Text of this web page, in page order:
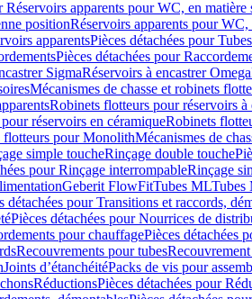
Réservoirs apparents pour WC, en matière
positionRéservoirs apparents pour
apparentsPièces détachées pour
Pièces détachées pour
SigmaRéservoirs à encastrer Omega
Mécanismes de chasse et robinets
Robinets flotteurs pour réservoirs à
réservoirs en céramiqueRobinets
flotteurs pour MonolithMécanismes de
simple toucheRinçage double touche
pour Rinçage interrompableRinçage
Geberit FlowFitTubes MLTubes
détachées pour Transitions et raccords,
Pièces détachées pour Nourrices de
pour chauffagePièces détachées
Recouvrements pour tubes
Joints d’étanchéitéPacks de vis pour
RéductionsPièces détachées pour